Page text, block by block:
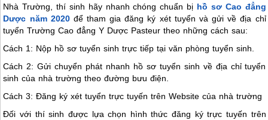
Nhà Trường, thí sinh hãy nhanh chóng chuẩn bị hồ sơ Cao đẳng
Dược năm 2020để tham gia đăng ký xét tuyển và gửi về địa chỉ
tuyển Trường Cao đẳng Y Dược Pasteur theo những cách sau:
Cách 1: Nộp hồ sơ tuyển sinh trực tiếp tại văn phòng tuyển sinh.
Cách 2: Gửi chuyển phát nhanh hồ sơ tuyển sinh về địa chỉ tuyển
sinh của nhà trường theo đường bưu điện.
Cách 3: Đăng ký xét tuyển trực tuyến trên Website của nhà trường
Đối với thí sinh được lựa chọn hình thức đăng ký trực tuyến trên